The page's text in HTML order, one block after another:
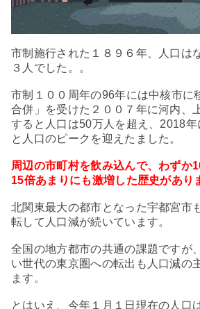
市制施行された１８９６年、人口は
３人でした。。
市制１００周年の96年には中核市に
合併」を受けた２００７年に河内、
すると人口は50万人を超え、2018年
と人口のピークを迎えたました。
周辺の市町村を飲み込んで、わずか
15倍あまりにも激増した歴史があり
北関東最大の都市となった宇都宮市
転して人口減が続いています。
全国の地方都市の共通の課題ですが
い世代の東京圏への転出も人口減の
ます。
とはいえ、今年１月１日現在の人口